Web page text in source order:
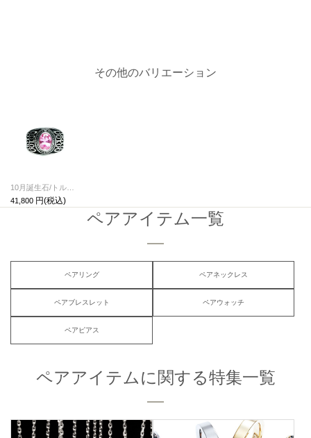
その他のバリエーション
10月誕生石/トルマリン0010ハイブリッドカレッジリングS/指輪
41,800
ペアアイテム一覧
ペアリング ペアネックレス
ペアブレスレット ペアウォッチ
ペアピアス
ペアアイテムに関する特集一覧